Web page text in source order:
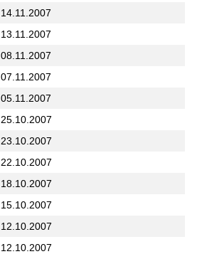
14.11.2007
13.11.2007
08.11.2007
07.11.2007
05.11.2007
25.10.2007
23.10.2007
22.10.2007
18.10.2007
15.10.2007
12.10.2007
12.10.2007